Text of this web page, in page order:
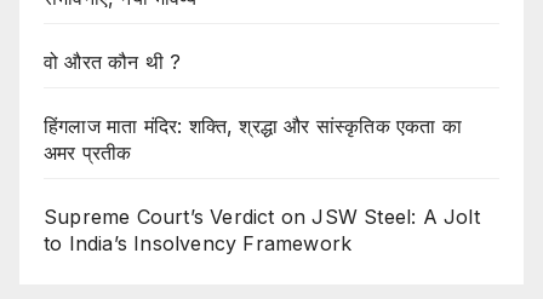
वो औरत कौन थी ?
हिंगलाज माता मंदिर: शक्ति, श्रद्धा और सांस्कृतिक एकता का
अमर प्रतीक
Supreme Court’s Verdict on JSW Steel: A Jolt
to India’s Insolvency Framework